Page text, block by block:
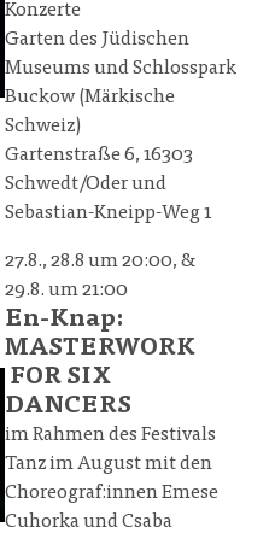
Konzerte
Garten des Jüdischen
Museums und Schlosspark
Buckow (Märkische
Schweiz)
Gartenstraße 6, 16303
Schwedt/Oder und
Sebastian-Kneipp-Weg 1
27.8., 28.8 um 20:00, &
29.8. um 21:00
En-Knap:
MASTERWORK
FOR SIX
DANCERS
im Rahmen des Festivals
Tanz im August mit den
Choreograf:innen Emese
Cuhorka und Csaba